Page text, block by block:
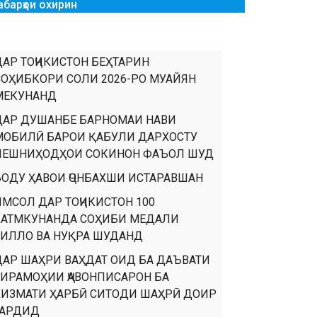
охирин
ТОҶИКИСТОН БЕҲТАРИН
СОЛИ 2026-РО МУАЙЯН
ДУШАНБЕ БАРНОМАИ НАВИ
БАРОИ ҚАБУЛИ ДАРХОСТУ
СОКИНОН ФАЪОЛ ШУД
ҲАВОИ ҶОНБАХШИ ИСТАРАВШАН
ДАР ТОҶИКИСТОН 100
СОҲИБИ МЕДАЛИ
ВА НУҚРА ШУДАНД
ШАҲРИ ВАҲДАТ ОИД БА ДАЪВАТИ
ҶАВОНПИСАРОН БА
ҲАРБӢ СИТОДИ ШАҲРӢ ДОИР